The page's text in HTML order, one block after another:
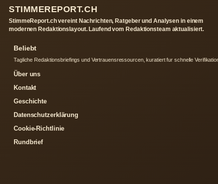
STIMMEREPORT.CH
StimmeReport.ch vereint Nachrichten, Ratgeber und Analysen in einem
modernen Redaktionslayout. Laufend vom Redaktionsteam aktualisiert.
Beliebt
Tagliche Redaktionsbriefings und Vertrauensressourcen, kuratiert fur schnelle
Über uns
Kontakt
Geschichte
Datenschutzerklärung
Cookie-Richtlinie
Rundbrief